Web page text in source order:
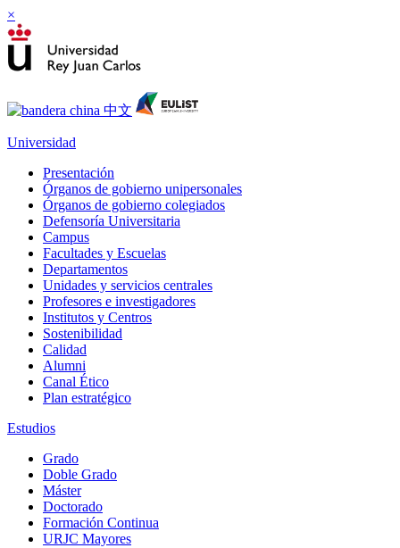
×
Universidad
Presentación
Órganos de gobierno unipersonales
Órganos de gobierno colegiados
Defensoría Universitaria
Campus
Facultades y Escuelas
Departamentos
Unidades y servicios centrales
Profesores e investigadores
Institutos y Centros
Sostenibilidad
Calidad
Alumni
Canal Ético
Plan estratégico
Estudios
Grado
Doble Grado
Máster
Doctorado
Formación Continua
URJC Mayores